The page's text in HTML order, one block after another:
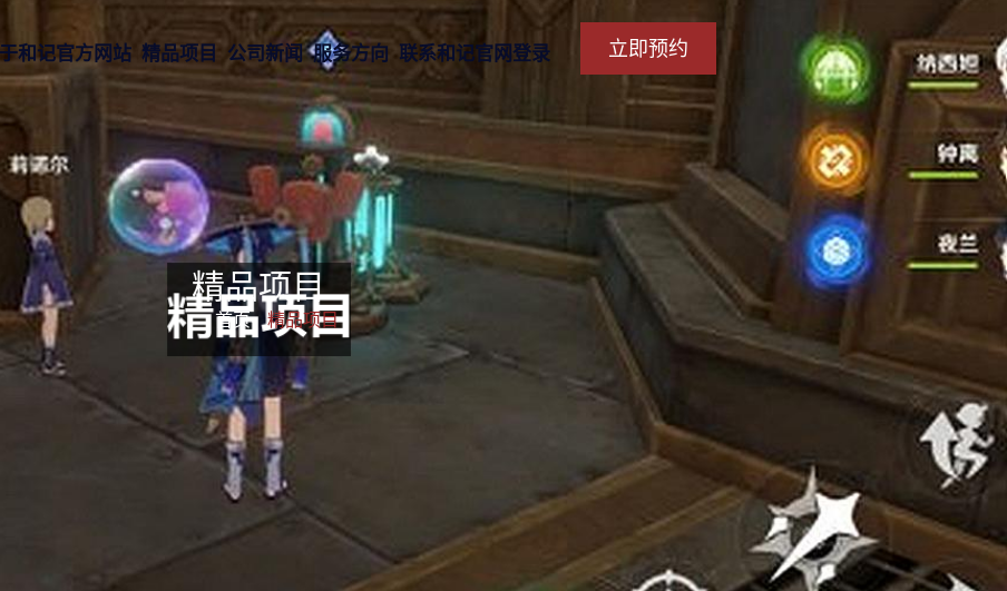
和记官方网站 精品项目 公司新闻 服务方向 联系和记官网登录 立即预约
精品项目
首页- 精品项目